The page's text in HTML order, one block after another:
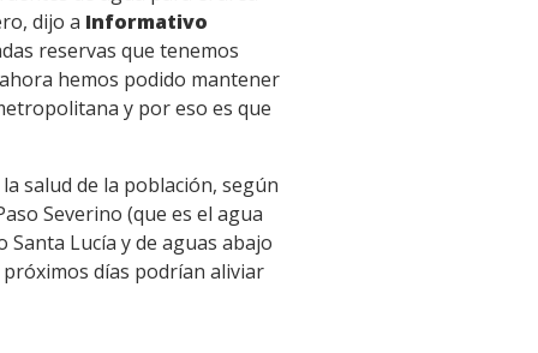
dijo a Informativo
reservas que tenemos
hemos podido mantener
y por eso es que
salud de la población, según
Severino (que es el agua
Lucía y de aguas abajo
próximos días podrían aliviar